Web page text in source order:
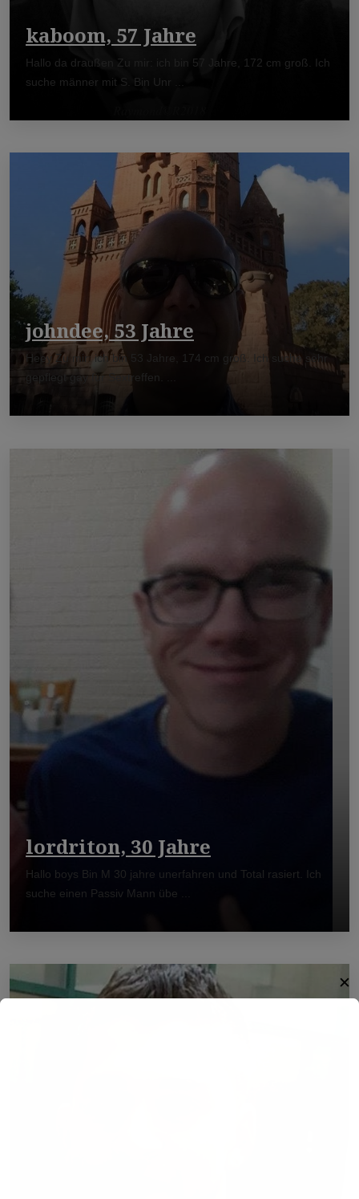
kaboom, 57 Jahre
Hallo da draußen Zu mir: ich bin 57 Jahre, 172 cm groß. Ich
suche männer mit S. Bin Unr ...
johndee, 53 Jahre
Heey Zu mir: ich bin 53 Jahre, 174 cm groß. Ich suche sehr
gepflegt gay für Sextreffen. ...
lordriton, 30 Jahre
Hallo boys Bin M 30 jahre unerfahren und Total rasiert. Ich
suche einen Passiv Mann übe ...
✕